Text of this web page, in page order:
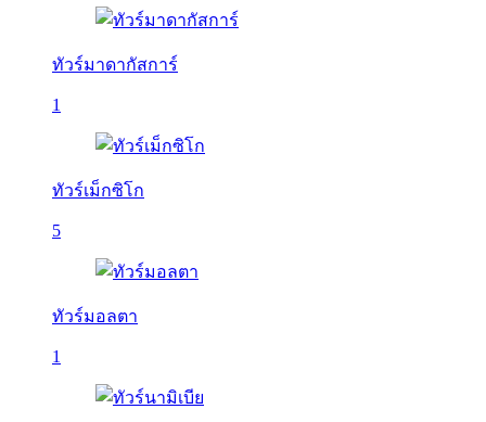
ทัวร์มาดากัสการ์
1
ทัวร์เม็กซิโก
5
ทัวร์มอลตา
1